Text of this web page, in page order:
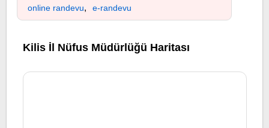
online randevu, e-randevu
Kilis İl Nüfus Müdürlüğü Haritası